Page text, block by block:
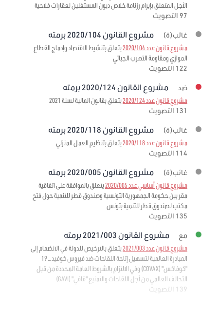
الأجل المتعلق بإبرام رزنامة خلاص ديون المستغلين لعقارات فلاحية
97 التصويت
غائب(ة) مشروع القانون 2020/104 برمته
مشروع قانون عدد 2020/104
يتعلق بتنشيط الاقتصاد وإدماج القطاع
الموازي ومقاومة التهرب الجبائي
122 التصويت
ضد مشروع القانون 2020/124 برمته
مشروع قانون عدد 2020/124
يتعلق بقانون المالية لسنة 2021
131 التصويت
غائب(ة) مشروع القانون 2020/118 برمته
مشروع قانون عدد 2020/118
يتعلق بتنظيم العمل المنزلي
114 التصويت
غائب(ة) مشروع القانون 2020/005 برمته
مشروع قانون أساسي عدد 2020/005
يتعلق بالموافقة على اتفاقية
مقر بين حكومة الجمهورية التونسية وصندوق قطر للتنمية حول فتح
مكتب لصندوق قطر للتنمية بتونس
135 التصويت
مع مشروع القانون 2021/003 برمته
مشروع قانون عدد 2021/003
يتعلق بالترخيص للدولة في الانضمام إلى
المبادرة العالمية لتسهيل إتاحة اللقاحات ضد فيروس كوفيد – 19
"كوفاكس" (COVAX) وفي الالتزام بالشروط العامة المحددة من قبل
التحالف العالمي من أجل اللقاحات والتمنيع "قافي" (GAVI)
139 التصويت